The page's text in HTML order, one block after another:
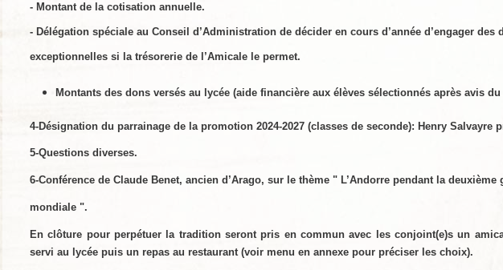
- Montant de la cotisation annuelle.
- Délégation spéciale au Conseil d’Administration de décider en cours d’année d’engager des
exceptionnelles si la trésorerie de l’Amicale le permet.
Montants des dons versés au lycée (aide financière aux élèves sélectionnés après avis du
4-Désignation du parrainage de la promotion 2024-2027 (classes de seconde): Henry Salvayre
5-Questions diverses.
6-Conférence de Claude Benet, ancien d’Arago, sur le thème " L’Andorre pendant la deuxième
mondiale ".
En clôture pour perpétuer la tradition seront pris en communavec les conjoint(e)sun
servi au lycée puis un repas au restaurant (voir menu en annexe pour préciser les choix).